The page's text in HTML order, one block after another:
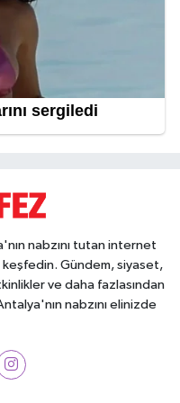
nabzını tutan internet
Gündem, siyaset,
ve daha fazlasından
nabzını elinizde